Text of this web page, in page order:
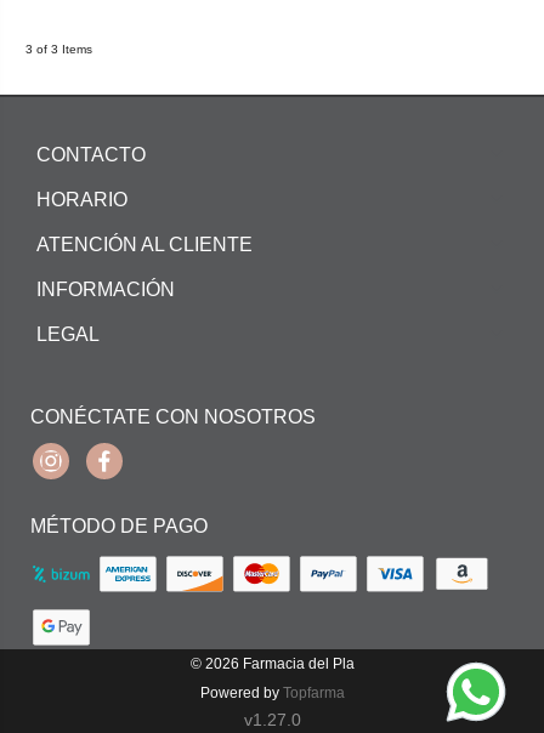
3 of 3 Items
CONTACTO
HORARIO
ATENCIÓN AL CLIENTE
INFORMACIÓN
LEGAL
CONÉCTATE CON NOSOTROS
InstagramFacebook
MÉTODO DE PAGO
© 2026 Farmacia del Pla
Powered by Topfarma
v1.27.0